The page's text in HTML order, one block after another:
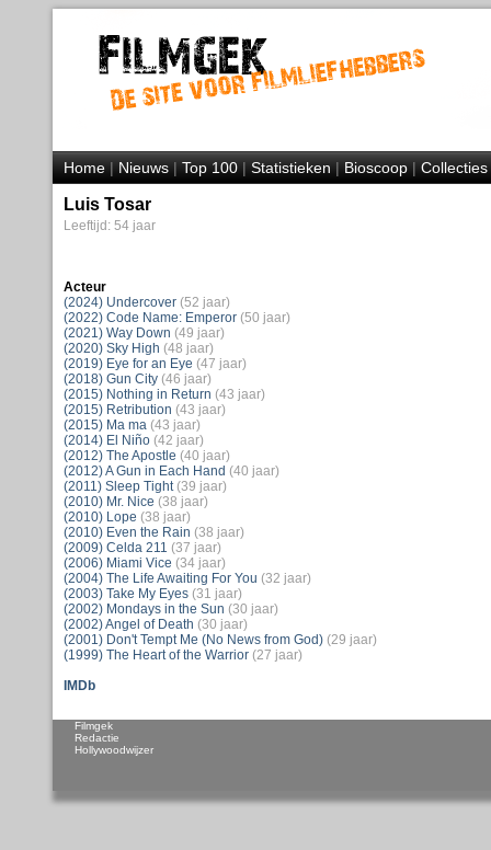
Home|Nieuws|Top 100|Statistieken|Bioscoop|Collecties
Luis Tosar
Leeftijd: 54 jaar
Acteur
(2024) Undercover (52 jaar)
(2022) Code Name: Emperor (50 jaar)
(2021) Way Down (49 jaar)
(2020) Sky High (48 jaar)
(2019) Eye for an Eye (47 jaar)
(2018) Gun City (46 jaar)
(2015) Nothing in Return (43 jaar)
(2015) Retribution (43 jaar)
(2015) Ma ma (43 jaar)
(2014) El Niño (42 jaar)
(2012) The Apostle (40 jaar)
(2012) A Gun in Each Hand (40 jaar)
(2011) Sleep Tight (39 jaar)
(2010) Mr. Nice (38 jaar)
(2010) Lope (38 jaar)
(2010) Even the Rain (38 jaar)
(2009) Celda 211 (37 jaar)
(2006) Miami Vice (34 jaar)
(2004) The Life Awaiting For You (32 jaar)
(2003) Take My Eyes (31 jaar)
(2002) Mondays in the Sun (30 jaar)
(2002) Angel of Death (30 jaar)
(2001) Don't Tempt Me (No News from God) (29 jaar)
(1999) The Heart of the Warrior (27 jaar)
IMDb
Filmgek
Redactie
Hollywoodwijzer